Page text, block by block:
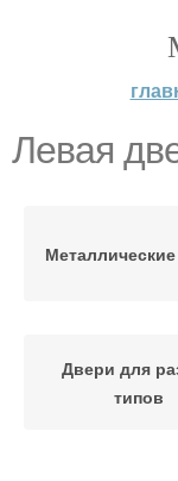
Левая
Двери для
типов